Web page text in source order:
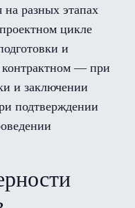
на разных этапах
цикле
и
контрактном — при
и заключении
подтверждении